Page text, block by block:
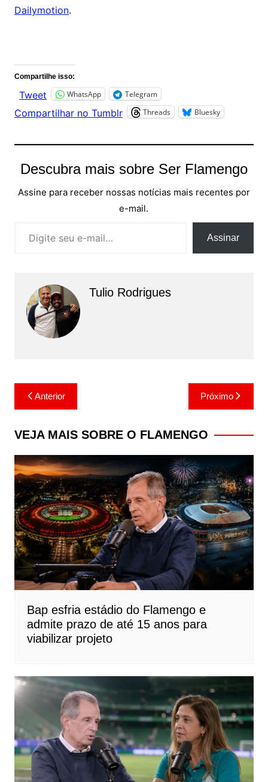
Dailymotion.
Compartilhe isso:
Tweet WhatsApp Telegram
Compartilhar no Tumblr Threads Bluesky
Descubra mais sobre Ser Flamengo
Assine para receber nossas notícias mais recentes por
e-mail.
Assinar
Tulio Rodrigues
Navegação
de
Post
Anterior Próximo
VEJA MAIS SOBRE O FLAMENGO
Bap esfria estádio do Flamengo e
admite prazo de até 15 anos para
viabilizar projeto